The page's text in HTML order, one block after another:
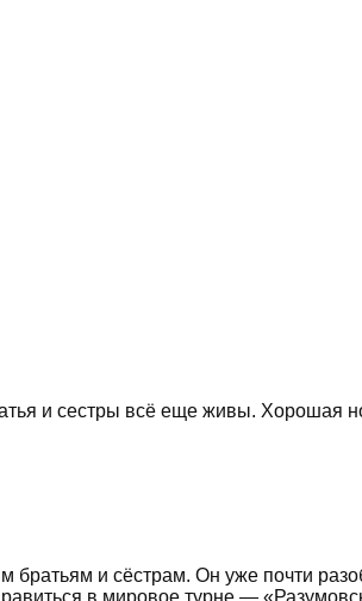
и сестры всё еще живы. Хорошая
и сёстрам. Он уже почти
в мировое турне —